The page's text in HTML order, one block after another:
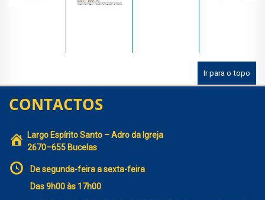
Ir para o topo
CONTACTOS
Largo Espírito Santo – Adro da Igreja
2670–655 Bucelas
De segunda-feira a sexta-feira
Das 9h00 às 17h00